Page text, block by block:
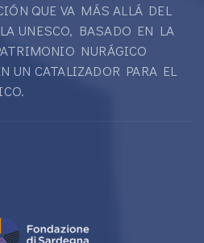
QUE VA MÁS ALLÁ DEL
UNESCO, BASADO EN LA
NURÁGICO
UN CATALIZADOR PARA EL